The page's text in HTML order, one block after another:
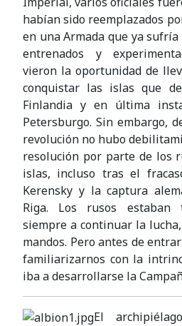
habían sido reemplazados
en una Armada que ya
entrenados y
vieron la oportunidad de
conquistar las islas que
Finlandia y en última
Petersburgo. Sin embargo,
revolución no hubo
resolución por parte de los
islas, incluso tras el
Kerensky y la captura
Riga. Los rusos estaban
siempre a continuar la
mandos. Pero antes de
familiarizarnos con la
iba a desarrollarse la
El